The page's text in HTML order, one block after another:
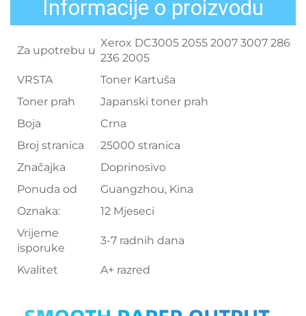
Informacije o proizvodu
Za upotrebu u
Xerox DC3005 2055 2007 3007 286
236 2005
VRSTA
Toner Kartuša
Toner prah
Japanski toner prah
Boja
Crna
Broj stranica
25000 stranica
Značajka
Doprinosivo
Ponuda od
Guangzhou, Kina
Oznaka:
12 Mjeseci
Vrijeme
isporuke
3-7 radnih dana
Kvalitet A+ razred